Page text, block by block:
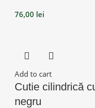
76,00 lei
Add to cart
Cutie cilindrică
negru